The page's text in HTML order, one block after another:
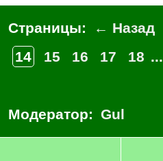
Страницы: ← Назад
14
15 16 17 18 ...
Модератор: Gul